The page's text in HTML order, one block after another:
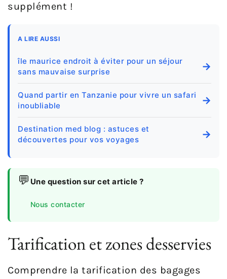
supplément !
A LIRE AUSSI
île maurice endroit à éviter pour un séjour
sans mauvaise surprise
→
Quand partir en Tanzanie pour vivre un safari
inoubliable
→
Destination med blog : astuces et
découvertes pour vos voyages
→
💬 Une question sur cet article ?
Nous contacter
Tarification et zones desservies
Comprendre la tarification des bagages